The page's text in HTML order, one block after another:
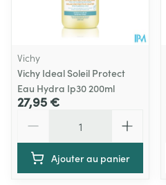
Vichy
Vichy Ideal Soleil Protect
Eau Hydra Ip30 200ml
27,95 €
Ajouter au panier